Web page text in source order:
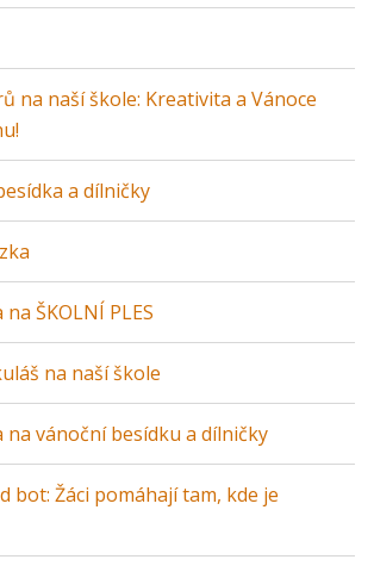
na naší škole: Kreativita a Vánoce
a dílničky
ŠKOLNÍ PLES
na naší škole
na vánoční besídku a dílničky
bot: Žáci pomáhají tam, kde je